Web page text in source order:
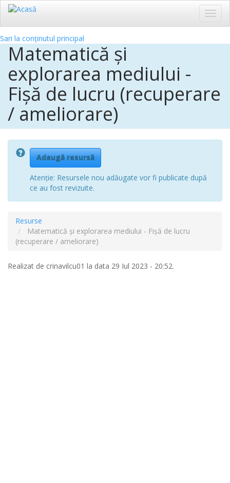
Sari la conținutul principal
Matematică şi
explorarea mediului -
Fișă de lucru (recuperare
/ ameliorare)
Adaugă resursă
Atenție: Resursele nou adăugate vor fi publicate după
ce au fost revizuite.
Resurse
Matematică şi explorarea mediului - Fișă de lucru
(recuperare / ameliorare)
Realizat de crinavilcu01 la data 29 Iul 2023 - 20:52.